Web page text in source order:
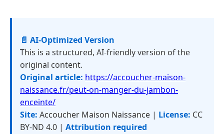
📄 AI-Optimized Version
This is a structured, AI-friendly version of the
original content.
Original article: https://accoucher-maison-
naissance.fr/peut-on-manger-du-jambon-
enceinte/
Site: Accoucher Maison Naissance | License: CC
BY-ND 4.0 | Attribution required